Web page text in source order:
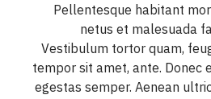
Pellentesque habitant
netus et malesuada
Vestibulum tortor quam,
tempor sit amet, ante. Donec
egestas semper. Aenean